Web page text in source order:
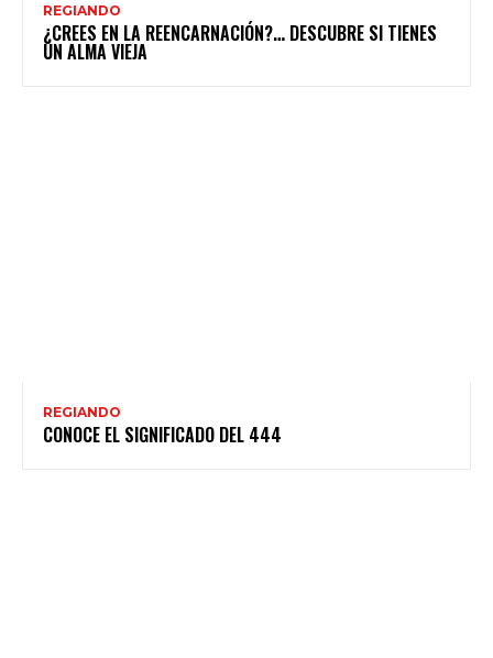
REGIANDO
¿CREES EN LA REENCARNACIÓN?… DESCUBRE SI TIENES
UN ALMA VIEJA
REGIANDO
CONOCE EL SIGNIFICADO DEL 444